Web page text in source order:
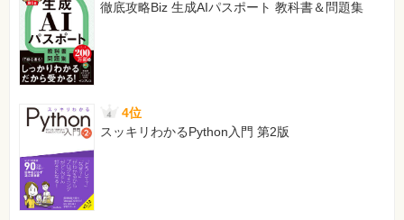
徹底攻略Biz 生成AIパスポート 教科書＆問題集
4位
スッキリわかるPython入門 第2版